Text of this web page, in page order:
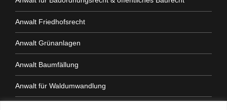
Anwalt Friedhofsrecht
Anwalt Grünanlagen
Anwalt Baumfällung
Anwalt für Waldumwandlung